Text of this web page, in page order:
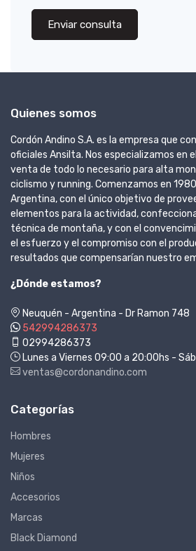
Enviar consulta
Quienes somos
Cordón Andino S.A. es la empresa que
oficiales Ansilta. Nos especializamos en
venta de todo lo necesario para alta
ciclismo y running. Comenzamos en
Argentina, con el único objetivo de
elementos para la actividad,
técnica de montaña, y con el
el esfuerzo y el compromiso con el
resultados que compensarían nuestro
¿Dónde estamos?
Neuquén - Argentina - Dr Ramon 748
542994286373
02994286373
Lunes a Viernes 09:00 a 20:00hs -
ventas@cordonandino.com
Categorías
Hombres
Mujeres
Niños
Accesorios
Marcas
Black Diamond